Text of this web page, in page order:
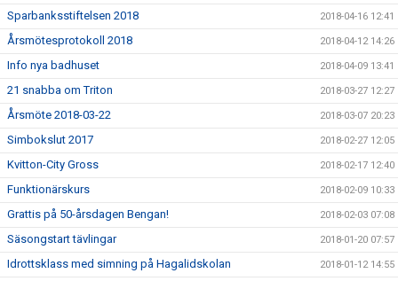
Sparbanksstiftelsen 2018 2018-04-16 12:41
Årsmötesprotokoll 2018 2018-04-12 14:26
Info nya badhuset 2018-04-09 13:41
21 snabba om Triton 2018-03-27 12:27
Årsmöte 2018-03-22 2018-03-07 20:23
Simbokslut 2017 2018-02-27 12:05
Kvitton-City Gross 2018-02-17 12:40
Funktionärskurs 2018-02-09 10:33
Grattis på 50-årsdagen Bengan! 2018-02-03 07:08
Säsongstart tävlingar 2018-01-20 07:57
Idrottsklass med simning på Hagalidskolan 2018-01-12 14:55